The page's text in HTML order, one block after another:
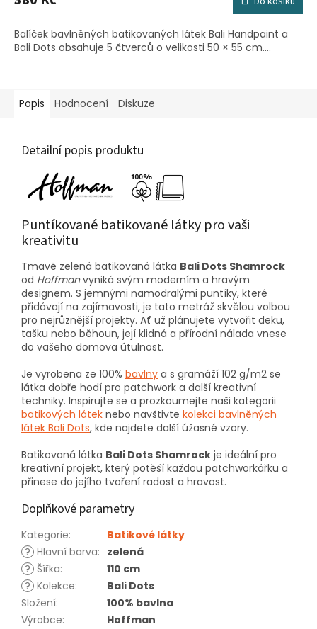
Balíček bavlněných batikovaných látek Bali Handpaint a
Bali Dots obsahuje 5 čtverců o velikosti 50 × 55 cm....
Popis Hodnocení Diskuze
Detailní popis produktu
Puntíkované batikované látky pro vaši
kreativitu
Tmavě zelená batikovaná látka Bali Dots Shamrock
od Hoffmanvyniká svým moderním a hravým
designem. S jemnými namodralými puntíky, které
přidávají na zajímavosti, je tato metráž skvělou volbou
pro nejrůznější projekty. Ať už plánujete vytvořit deku,
tašku nebo běhoun, její klidná a přírodní nálada vnese
do vašeho domova útulnost.
Je vyrobena ze 100% bavlny a s gramáží 102 g/m2 se
látka dobře hodí pro patchwork a další kreativní
techniky. Inspirujte se a prozkoumejte naši kategorii
batikových látek nebo navštivte kolekci bavlněných
látek Bali Dots, kde najdete další úžasné vzory.
Batikovaná látka Bali Dots Shamrock je ideální pro
kreativní projekt, který potěší každou patchworkářku a
přinese do jejího tvoření radost a hravost.
Doplňkové parametry
Kategorie:
Batikové látky
? Hlavní barva: zelená
? Šířka:
110 cm
? Kolekce:
Bali Dots
Složení:
100% bavlna
Výrobce:
Hoffman